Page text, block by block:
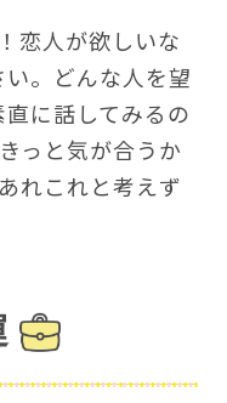
恋人が欲しいな
。どんな人を望
に話してみるの
っと気が合うか
れこれと考えず